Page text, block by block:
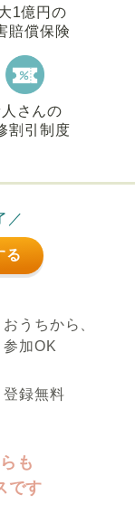
1億円の
賠償保険
さんの
割引制度
／
る
おうちから、
参加OK
登録無料
も
です